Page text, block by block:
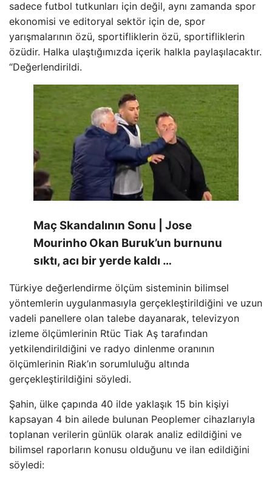
sadece futbol tutkunları için değil, aynı zamanda spor
ekonomisi ve editoryal sektör için de, spor
yarışmalarının özü, sportifliklerin özü, sportifliklerin
özüdir. Halka ulaştığımızda içerik halkla paylaşılacaktır.
“Değerlendirildi.
Maç Skandalının Sonu | Jose
Mourinho Okan Buruk’un burnunu
sıktı, acı bir yerde kaldı …
Türkiye değerlendirme ölçüm sisteminin bilimsel
yöntemlerin uygulanmasıyla gerçekleştirildiğini ve uzun
vadeli panellere olan talebe dayanarak, televizyon
izleme ölçümlerinin Rtüc Tiak Aş tarafından
yetkilendirildiğini ve radyo dinlenme oranının
ölçümlerinin Riak’ın sorumluluğu altında
gerçekleştirildiğini söyledi.
Şahin, ülke çapında 40 ilde yaklaşık 15 bin kişiyi
kapsayan 4 bin ailede bulunan Peoplemer cihazlarıyla
toplanan verilerin günlük olarak analiz edildiğini ve
bilimsel raporların konusu olduğunu ve ilan edildiğini
söyledi: